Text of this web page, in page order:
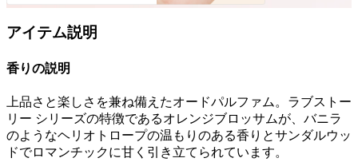
アイテム説明
香りの説明
上品さと楽しさを兼ね備えたオードパルファム。ラブストー
リー シリーズの特徴であるオレンジブロッサムが、バニラ
のようなヘリオトロープの温もりのある香りとサンダルウッ
ドでロマンチックに甘く引き立てられています。